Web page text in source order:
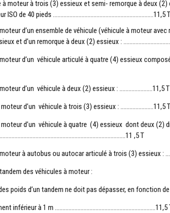
à moteur à trois (3) essieux et semi- remorque à deux
ISO de 40 pieds ………………………………………………………….11,5 T
d’un ensemble de véhicule (véhicule à moteur
et d’un remorque à deux (2) essieux :
d’un véhicule articulé à quatre (4) essieux
d’un véhicule à deux (2) essieux : ………………….11,5 T
d’un véhicule à trois (3) essieux : ………………….11,5 T
moteur d’un véhicule à quatre (4) essieux dont deux (2)
,5 T
moteur à autobus ou autocar articulé à trois (3)
des véhicules à moteur :
poids d’un tandem ne doit pas dépasser, en fonction
inférieur à 1 m ………………………………………………………….11,5